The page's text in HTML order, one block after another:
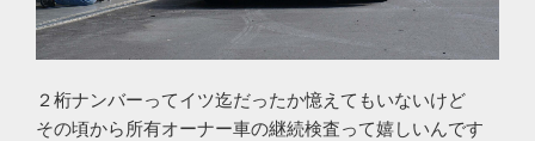
２桁ナンバーってイツ迄だったか憶えてもいないけど
その頃から所有オーナー車の継続検査って嬉しいんです